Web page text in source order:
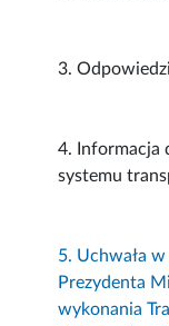
3.
4. Informacja
systemu
5. Uchwała
Prezydenta
wykonania